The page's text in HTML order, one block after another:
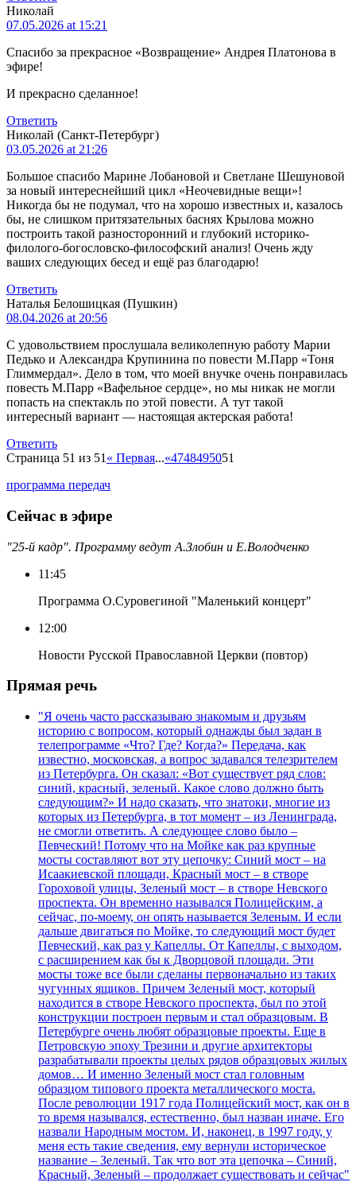
Николай
07.05.2026 at 15:21
Спасибо за прекрасное «Возвращение» Андрея Платонова в
эфире!
И прекрасно сделанное!
Ответить
Николай (Санкт-Петербург)
03.05.2026 at 21:26
Большое спасибо Марине Лобановой и Светлане Шешуновой
за новый интереснейший цикл «Неочевидные вещи»!
Никогда бы не подумал, что на хорошо известных и, казалось
бы, не слишком притязательных баснях Крылова можно
построить такой разносторонний и глубокий историко-
филолого-богословско-философский анализ! Очень жду
ваших следующих бесед и ещё раз благодарю!
Ответить
Наталья Белошицкая (Пушкин)
08.04.2026 at 20:56
С удовольствием прослушала великолепную работу Марии
Педько и Александра Крупинина по повести М.Парр «Тоня
Глиммердал». Дело в том, что моей внучке очень понравилась
повесть М.Парр «Вафельное сердце», но мы никак не могли
попасть на спектакль по этой повести. А тут такой
интересный вариант — настоящая актерская работа!
Ответить
Страница 51 из 51 « Первая...«4748495051
программа передач
Сейчас в эфире
"25-й кадр". Программу ведут А.Злобин и Е.Володченко
11:45
Программа О.Суровегиной "Маленький концерт"
12:00
Новости Русской Православной Церкви (повтор)
Прямая речь
"Я очень часто рассказываю знакомым и друзьям
историю с вопросом, который однажды был задан в
телепрограмме «Что? Где? Когда?» Передача, как
известно, московская, а вопрос задавался телезрителем
из Петербурга. Он сказал: «Вот существует ряд слов:
синий, красный, зеленый. Какое слово должно быть
следующим?» И надо сказать, что знатоки, многие из
которых из Петербурга, в тот момент – из Ленинграда,
не смогли ответить. А следующее слово было –
Певческий! Потому что на Мойке как раз крупные
мосты составляют вот эту цепочку: Синий мост – на
Исаакиевской площади, Красный мост – в створе
Гороховой улицы, Зеленый мост – в створе Невского
проспекта. Он временно назывался Полицейским, а
сейчас, по-моему, он опять называется Зеленым. И если
дальше двигаться по Мойке, то следующий мост будет
Певческий, как раз у Капеллы. От Капеллы, с выходом,
с расширением как бы к Дворцовой площади. Эти
мосты тоже все были сделаны первоначально из таких
чугунных ящиков. Причем Зеленый мост, который
находится в створе Невского проспекта, был по этой
конструкции построен первым и стал образцовым. В
Петербурге очень любят образцовые проекты. Еще в
Петровскую эпоху Трезини и другие архитекторы
разрабатывали проекты целых рядов образцовых жилых
домов… И именно Зеленый мост стал головным
образцом типового проекта металлического моста.
После революции 1917 года Полицейский мост, как он в
то время назывался, естественно, был назван иначе. Его
назвали Народным мостом. И, наконец, в 1997 году, у
меня есть такие сведения, ему вернули историческое
название – Зеленый. Так что вот эта цепочка – Синий,
Красный, Зеленый – продолжает существовать и сейчас"